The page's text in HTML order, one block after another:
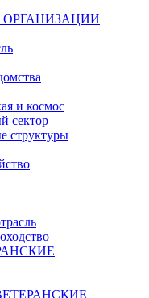
и космос
сектор
структуры